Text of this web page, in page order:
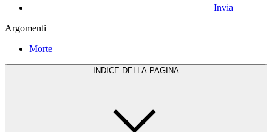
Invia
Argomenti
Morte